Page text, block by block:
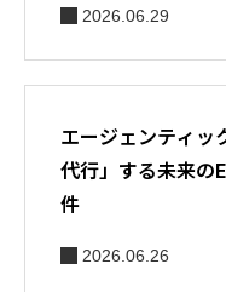
2026.06.29
エージェンティッ
代行」する未来の
件
2026.06.26